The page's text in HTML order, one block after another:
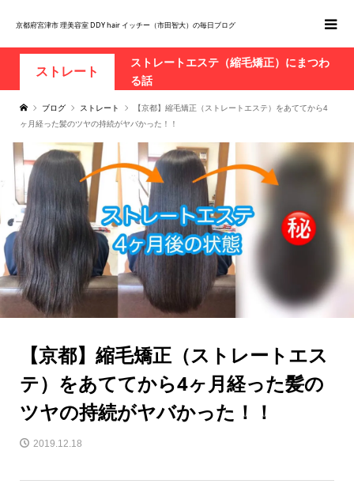
京都府宮津市 理美容室 DDY hair イッチー（市田智大）の毎日ブログ
ストレート
ストレートエステ（縮毛矯正）にまつわ
る話
ブログ ストレート
【京都】縮毛矯正（ストレートエステ）をあててから4
ヶ月経った髪のツヤの持続がヤバかった！！
【京都】縮毛矯正（ストレートエス
テ）をあててから4ヶ月経った髪の
ツヤの持続がヤバかった！！
2019.12.18